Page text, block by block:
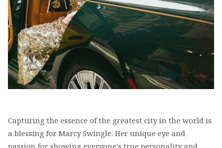
Capturing the essence of the greatest city in the world is
a blessing for Marcy Swingle. Her unique eye and
passion for showing everyone's true personality and